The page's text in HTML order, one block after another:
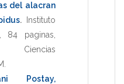
del alacran
.
Instituto
84 paginas
Ciencias
Postay,